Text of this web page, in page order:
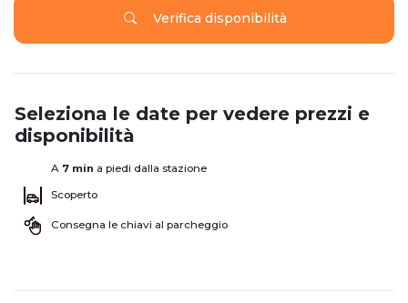
Verifica disponibilità
Seleziona le date per vedere prezzi e
disponibilità
A 7 min a piedi dalla stazione
Scoperto
Consegna le chiavi al parcheggio